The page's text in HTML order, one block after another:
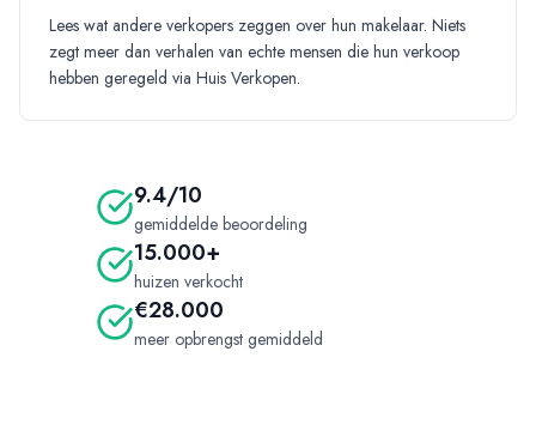
Lees wat andere verkopers zeggen over hun makelaar. Niets
zegt meer dan verhalen van echte mensen die hun verkoop
hebben geregeld via Huis Verkopen.
9.4/10
gemiddelde beoordeling
15.000+
huizen verkocht
€28.000
meer opbrengst gemiddeld